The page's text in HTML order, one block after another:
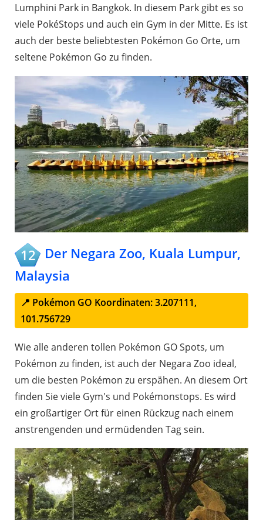
Lumphini Park in Bangkok. In diesem Park gibt es so
viele PokéStops und auch ein Gym in der Mitte. Es ist
auch der beste beliebtesten Pokémon Go Orte, um
seltene Pokémon Go zu finden.
12 Der Negara Zoo, Kuala Lumpur,
Malaysia
📍 Pokémon GO Koordinaten: 3.207111,
101.756729
Wie alle anderen tollen Pokémon GO Spots, um
Pokémon zu finden, ist auch der Negara Zoo ideal,
um die besten Pokémon zu erspähen. An diesem Ort
finden Sie viele Gym's und Pokémonstops. Es wird
ein großartiger Ort für einen Rückzug nach einem
anstrengenden und ermüdenden Tag sein.